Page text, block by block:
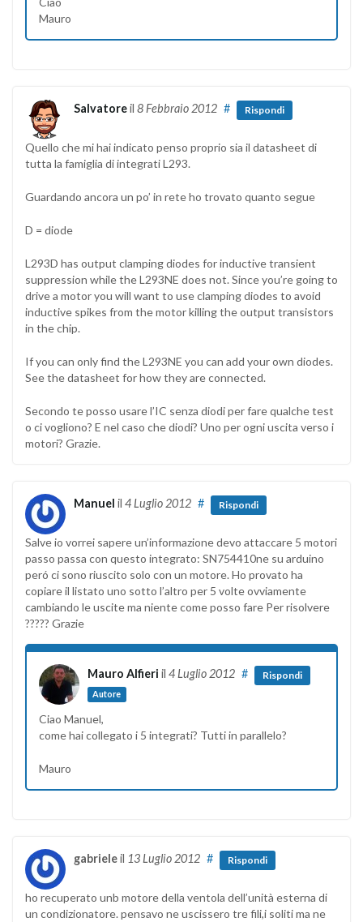
Mauro
Salvatoreil 8 Febbraio 2012 # Rispondi
Quello che mi hai indicato penso proprio sia il datasheet di
tutta la famiglia di integrati L293.
Guardando ancora un po’ in rete ho trovato quanto segue
D = diode
L293D has output clamping diodes for inductive transient
suppression while the L293NE does not. Since you’re going to
drive a motor you will want to use clamping diodes to avoid
inductive spikes from the motor killing the output transistors
in the chip.
If you can only find the L293NE you can add your own diodes.
See the datasheet for how they are connected.
Secondo te posso usare l’IC senza diodi per fare qualche test
o ci vogliono? E nel caso che diodi? Uno per ogni uscita verso i
motori? Grazie.
Manuel il 4 Luglio 2012 # Rispondi
Salve io vorrei sapere un’informazione devo attaccare 5 motori
passo passa con questo integrato: SN754410ne su arduino
peró ci sono riuscito solo con un motore. Ho provato ha
copiare il listato uno sotto l’altro per 5 volte ovviamente
cambiando le uscite ma niente come posso fare Per risolvere
????? Grazie
Mauro Alfieri il 4 Luglio 2012
Autore
# Rispondi
Ciao Manuel,
come hai collegato i 5 integrati? Tutti in parallelo?
Mauro
gabrieleil 13 Luglio 2012 # Rispondi
ho recuperato unb motore della ventola dell’unità esterna di
un condizionatore. pensavo ne uscissero tre fili,i soliti ma ne